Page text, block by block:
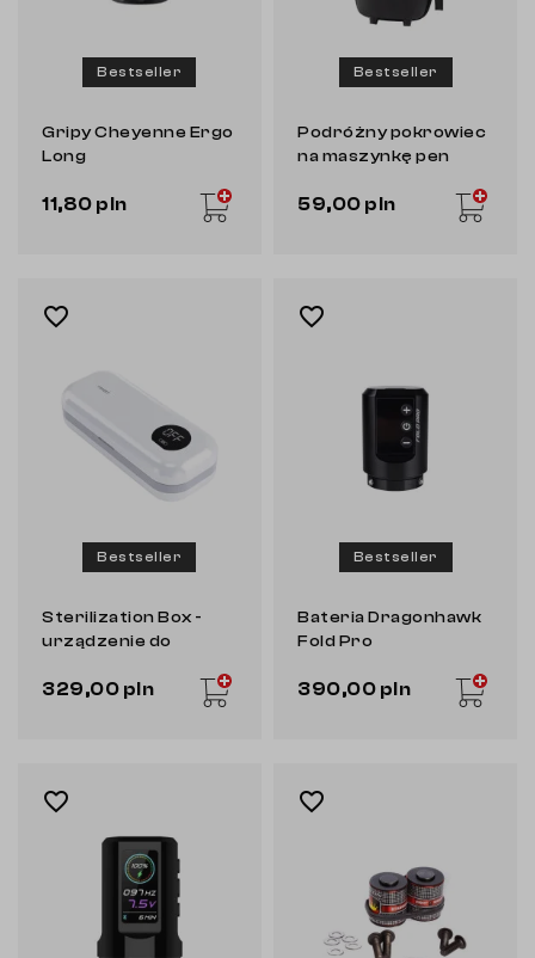
Bestseller
Gripy Cheyenne Ergo
Long
11,80 pln
Bestseller
Podróżny pokrowiec
na maszynkę pen
59,00 pln
Bestseller
favorite_border
Sterilization Box -
urządzenie do
do tatuowania
329,00 pln
Bestseller
favorite_border
Bateria Dragonhawk
Fold Pro
390,00 pln
favorite_border favorite_border